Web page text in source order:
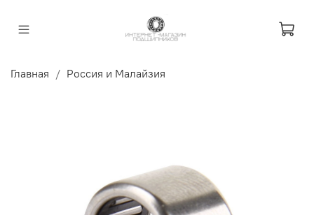
Главная Россия и Малайзия